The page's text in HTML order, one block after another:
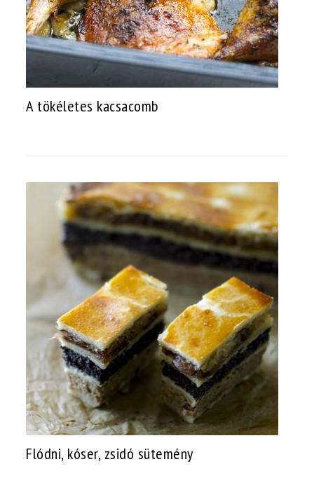
A tökéletes kacsacomb
Flódni, kóser, zsidó sütemény